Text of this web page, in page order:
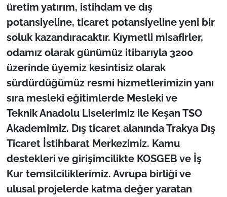
üretim yatırım, istihdam ve dış
potansiyeline, ticaret potansiyeline yeni bir
soluk kazandıracaktır. Kıymetli misafirler,
odamız olarak günümüz itibarıyla 3200
üzerinde üyemiz kesintisiz olarak
sürdürdüğümüz resmi hizmetlerimizin yanı
sıra mesleki eğitimlerde Mesleki ve
Teknik Anadolu Liselerimiz ile Keşan TSO
Akademimiz. Dış ticaret alanında Trakya Dış
Ticaret İstihbarat Merkezimiz. Kamu
destekleri ve girişimcilikte KOSGEB ve İş
Kur temsilciliklerimiz. Avrupa birliği ve
ulusal projelerde katma değer yaratan